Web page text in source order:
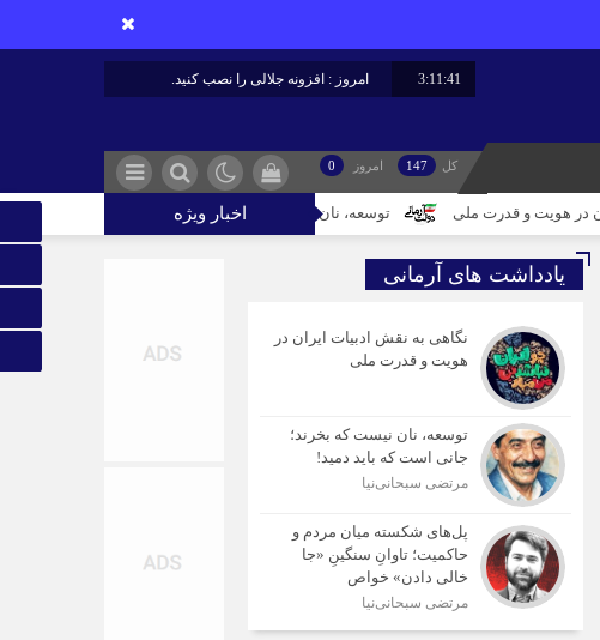
3:11:42 امروز : افزونه جلالی را نصب کنید.
کل 147 امروز 0
اخبار ویژه قدرت ملی توسعه، نان نیست که بخرند؛ جانی است که باید دمید!
یادداشت های آرمانی
نگاهی به نقش ادبیات ایران در
هویت و قدرت ملی
توسعه، نان نیست که بخرند؛
جانی است که باید دمید!
مرتضی سبحانی‌نیا
پل‌های شکسته میان مردم و
حاکمیت؛ تاوانِ سنگینِ «جا
خالی دادن» خواص
مرتضی سبحانی‌نیا